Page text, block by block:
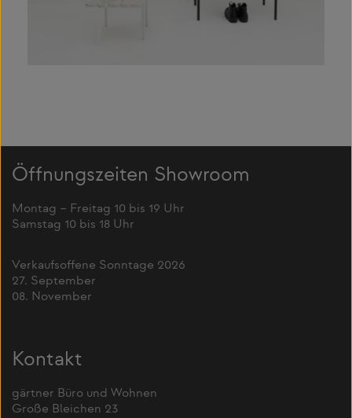
Öffnungszeiten Showroom
Montag – Freitag 10 bis 19 Uhr
Samstag 10 bis 18 Uhr
Verkaufsoffene Sonntage 2026
27. September
08. November
Kontakt
gärtner Büro und Wohnen
Große Bleichen 23